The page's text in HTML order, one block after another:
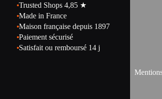
Trusted Shops 4,85 ★
Made in France
Maison française depuis 1897
Paiement sécurisé
Satisfait ou remboursé 14 j